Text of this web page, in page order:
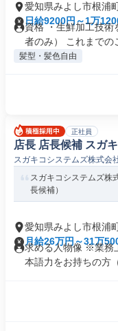
愛知県みよし市根浦
日給9200円～1万
資格 ・生鮮加工技
者のみ） これまでの
髪型・髪色自由
正社員
店長 店長候補 スガ
スガキコシステムズ株式会
スガキコシステムズ株
長候補）
愛知県みよし市根浦
月給26万円～31万
求める人物像 ※業務
本語力をお持ちの方